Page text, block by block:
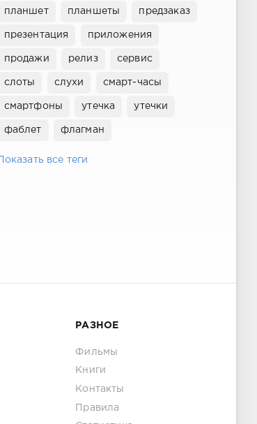
планшет планшеты предзаказ
презентация приложения
продажи релиз сервис
слоты слухи смарт-часы
смартфоны утечка утечки
фаблет флагман
Показать все теги
РАЗНОЕ
Фильмы
Книги
Контакты
Правила